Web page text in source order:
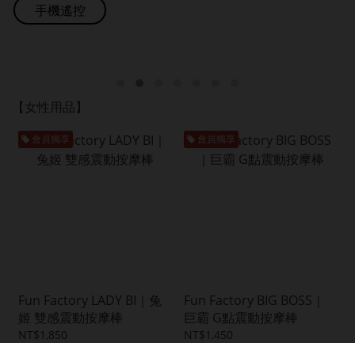
手機遙控
【女性用品】
會員獨享
Fun Factory LADY BI｜兔
姬 雙感震動按摩棒
NT$1,850
會員獨享
Fun Factory BIG BOSS｜
巨霸 G點震動按摩棒
NT$1,450